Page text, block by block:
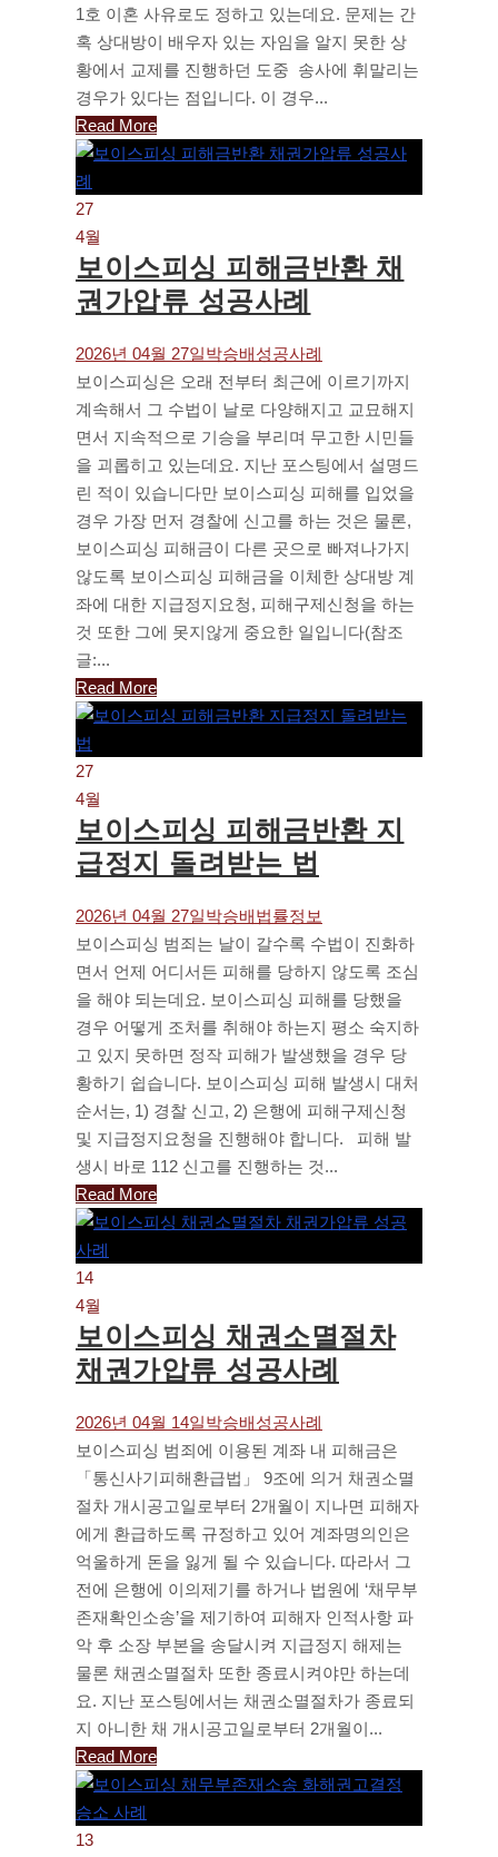
1호 이혼 사유로도 정하고 있는데요. 문제는 간
혹 상대방이 배우자 있는 자임을 알지 못한 상
황에서 교제를 진행하던 도중 송사에 휘말리는
경우가 있다는 점입니다. 이 경우...
Read More
27
4월
보이스피싱 피해금반환 채
권가압류 성공사례
2026년 04월 27일박승배성공사례
보이스피싱은 오래 전부터 최근에 이르기까지
계속해서 그 수법이 날로 다양해지고 교묘해지
면서 지속적으로 기승을 부리며 무고한 시민들
을 괴롭히고 있는데요. 지난 포스팅에서 설명드
린 적이 있습니다만 보이스피싱 피해를 입었을
경우 가장 먼저 경찰에 신고를 하는 것은 물론,
보이스피싱 피해금이 다른 곳으로 빠져나가지
않도록 보이스피싱 피해금을 이체한 상대방 계
좌에 대한 지급정지요청, 피해구제신청을 하는
것 또한 그에 못지않게 중요한 일입니다(참조
글:...
Read More
27
4월
보이스피싱 피해금반환 지
급정지 돌려받는 법
2026년 04월 27일박승배법률정보
보이스피싱 범죄는 날이 갈수록 수법이 진화하
면서 언제 어디서든 피해를 당하지 않도록 조심
을 해야 되는데요. 보이스피싱 피해를 당했을
경우 어떻게 조처를 취해야 하는지 평소 숙지하
고 있지 못하면 정작 피해가 발생했을 경우 당
황하기 쉽습니다. 보이스피싱 피해 발생시 대처
순서는, 1) 경찰 신고, 2) 은행에 피해구제신청
및 지급정지요청을 진행해야 합니다. 피해 발
생시 바로 112 신고를 진행하는 것...
Read More
14
4월
보이스피싱 채권소멸절차
채권가압류 성공사례
2026년 04월 14일박승배성공사례
보이스피싱 범죄에 이용된 계좌 내 피해금은
「통신사기피해환급법」 9조에 의거 채권소멸
절차 개시공고일로부터 2개월이 지나면 피해자
에게 환급하도록 규정하고 있어 계좌명의인은
억울하게 돈을 잃게 될 수 있습니다. 따라서 그
전에 은행에 이의제기를 하거나 법원에 ‘채무부
존재확인소송’을 제기하여 피해자 인적사항 파
악 후 소장 부본을 송달시켜 지급정지 해제는
물론 채권소멸절차 또한 종료시켜야만 하는데
요. 지난 포스팅에서는 채권소멸절차가 종료되
지 아니한 채 개시공고일로부터 2개월이...
Read More
13